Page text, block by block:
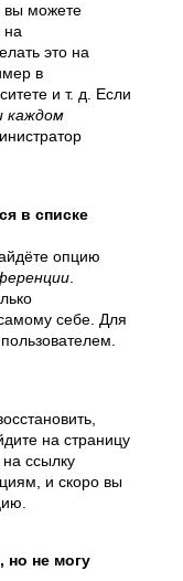
вы можете
на
это на
в
и т. д. Если
каждом
в списке
опцию
себе. Для
на страницу
ссылку
и скоро вы
но не могу